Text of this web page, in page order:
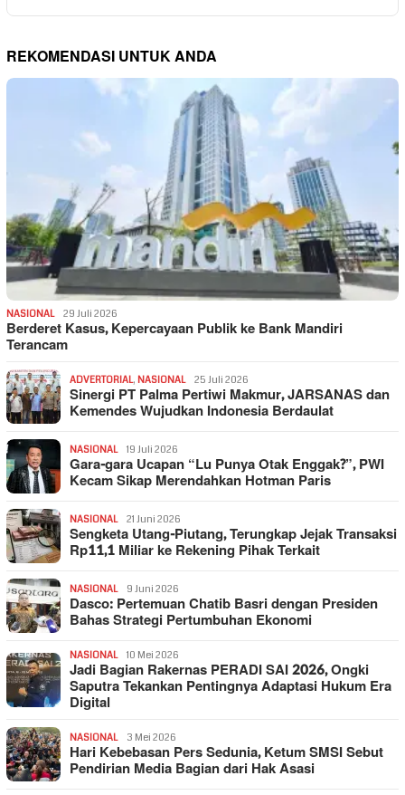
REKOMENDASI UNTUK ANDA
NASIONAL 29 Juli 2026
Berderet Kasus, Kepercayaan Publik ke Bank Mandiri
Terancam
ADVERTORIAL, NASIONAL 25 Juli 2026
Sinergi PT Palma Pertiwi Makmur, JARSANAS dan
Kemendes Wujudkan Indonesia Berdaulat
NASIONAL 19 Juli 2026
Gara-gara Ucapan “Lu Punya Otak Enggak?”, PWI
Kecam Sikap Merendahkan Hotman Paris
NASIONAL 21 Juni 2026
Sengketa Utang-Piutang, Terungkap Jejak Transaksi
Rp11,1 Miliar ke Rekening Pihak Terkait
NASIONAL 9 Juni 2026
Dasco: Pertemuan Chatib Basri dengan Presiden
Bahas Strategi Pertumbuhan Ekonomi
NASIONAL 10 Mei 2026
Jadi Bagian Rakernas PERADI SAI 2026, Ongki
Saputra Tekankan Pentingnya Adaptasi Hukum Era
Digital
NASIONAL 3 Mei 2026
Hari Kebebasan Pers Sedunia, Ketum SMSI Sebut
Pendirian Media Bagian dari Hak Asasi